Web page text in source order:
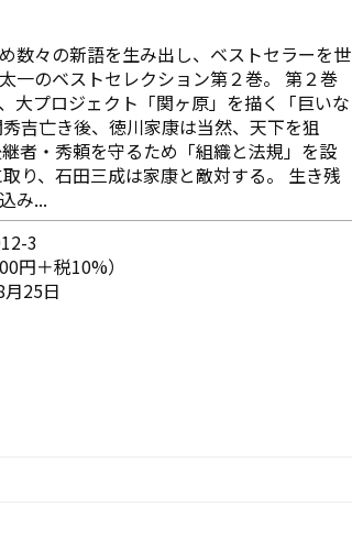
数々の新語を生み出し、ベストセラーを世
一のベストセレクション第２巻。 第２巻
大プロジェクト「関ヶ原」を描く「巨いな
吉亡き後、徳川家康は当然、天下を狙
者・秀頼を守るため「組織と法規」を設
り、石田三成は家康と敵対する。 生き残
み...
3
円＋税10%）
25日